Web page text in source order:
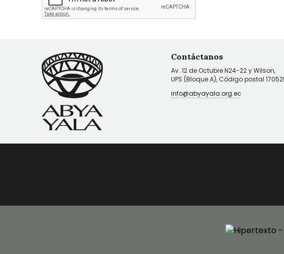
Contáctanos
Av. 12 de Octubre N24-22 y Wilson,
UPS (Bloque A), Código postal
info@abyayala.org.ec